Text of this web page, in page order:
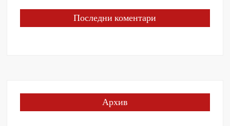
Последни коментари
Архив